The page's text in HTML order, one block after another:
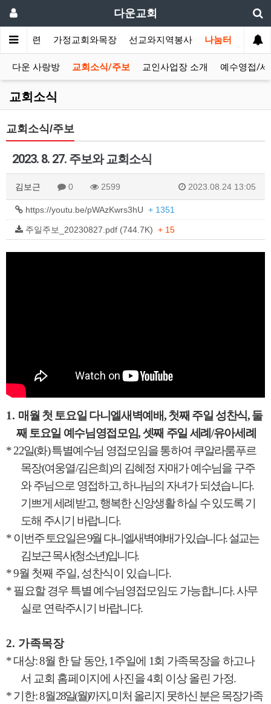
다운교회
씀과훈련 가정교회와목장 선교와지역봉사 나눔터
다운 사랑방 교회소식/주보 교인사업장 소개 예수영접/
교회소식
교회소식/주보
2023. 8. 27. 주보와 교회소식
김보근 0 2599 2023.08.24 13:05
https://youtu.be/pWAzKwrs3hU + 1351
주일주보_20230827.pdf (744.7K) + 15
1. 매월 첫 토요일 다니엘새벽예배,첫째 주일 성찬식,둘
째 토요일 예수님영접모임,셋째 주일 세례/유아세례
*22일(화)특별예수님 영접모임을 통하여 쿠알라룸푸르
목장(여웅열/김은희)의 김혜정 자매가 예수님을 구주
와 주님으로 영접하고,하나님의 자녀가 되셨습니다.
기쁘게 세례받고,행복한 신앙생활 하실 수 있도록 기
도해 주시기 바랍니다.
* 이번주 토요일은9월 다니엘새벽예배가 있습니다.설교는
김보근 목사(청소년)입니다.
* 9월 첫째 주일,성찬식이 있습니다.
*필요할 경우 특별 예수님영접모임도 가능합니다.사무
실로 연락주시기 바랍니다.
2. 가족목장
*대상: 8월 한 달 동안, 1주일에 1회 가족목장을 하고나
서 교회 홈페이지에 사진을4회 이상 올린 가정.
*기한: 8월28일(월)까지,미처 올리지 못하신 분은 목장가족